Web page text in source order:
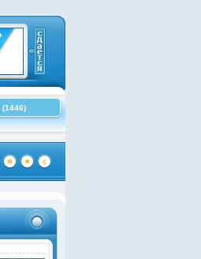
(1446)